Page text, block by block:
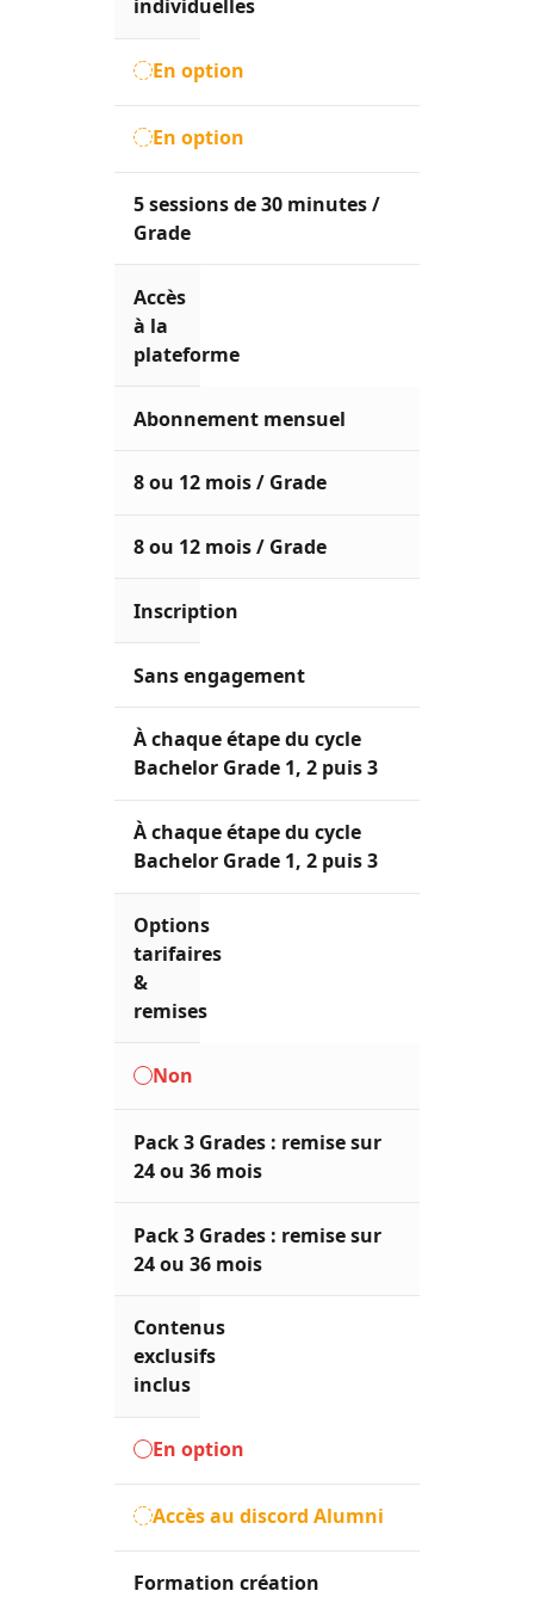
individuelles
En option
En option
5 sessions de 30 minutes /
Grade
Accès
à la
plateforme
Abonnement mensuel
8 ou 12 mois / Grade
8 ou 12 mois / Grade
Inscription
Sans engagement
À chaque étape du cycle
Bachelor Grade 1, 2 puis 3
À chaque étape du cycle
Bachelor Grade 1, 2 puis 3
Options
tarifaires
&
remises
Non
Pack 3 Grades : remise sur
24 ou 36 mois
Pack 3 Grades : remise sur
24 ou 36 mois
Contenus
exclusifs
inclus
En option
Accès au discord Alumni
Formation création